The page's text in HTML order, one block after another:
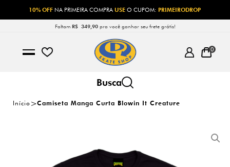
10% OFFNA PRIMEIRA COMPRAUSEO CUPOM:PRIMEIRODROP
Faltam R$ 349,90pra você ganhar seu frete grátis!
0
Início Camiseta Manga Curta Blowin It Creature